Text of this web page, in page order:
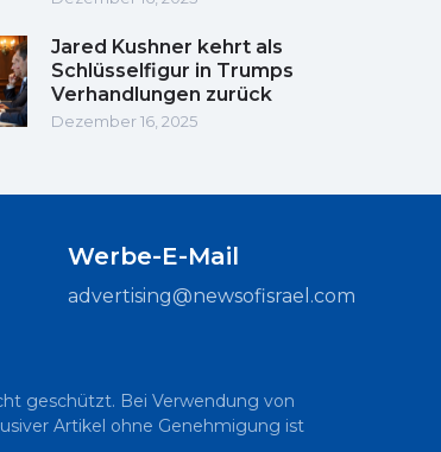
Jared Kushner kehrt als
Schlüsselfigur in Trumps
Verhandlungen zurück
Dezember 16, 2025
Werbe-E-Mail
advertising@newsofisrael.com
geschützt. Bei Verwendung von
Artikel ohne Genehmigung ist